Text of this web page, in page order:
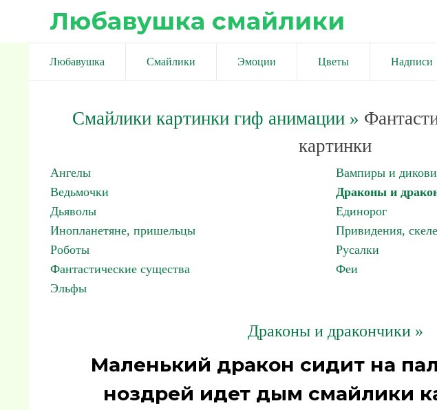
Любавушка смайлики
Любавушка Смайлики Эмоции Цветы Надписи
Смайлики картинки гиф анимации »
картинки
Ангелы
Вампиры и
Ведьмочки
Драконы и
Дьяволы
Единорог
Инопланетяне, пришельцы
Привидения,
Роботы
Русалки
Фантастические существа
Феи
Эльфы
Драконы и дракончики »
Маленький дракон сидит на
ноздрей идет дым смайлики